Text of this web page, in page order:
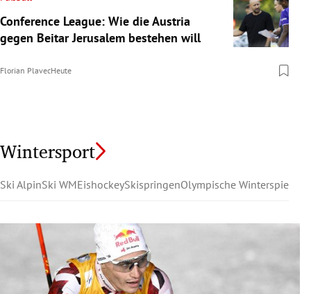
Conference League: Wie die Austria
gegen Beitar Jerusalem bestehen will
Florian PlavecHeute
Wintersport
Ski AlpinSki WMEishockeySkispringenOlympische Winterspiele